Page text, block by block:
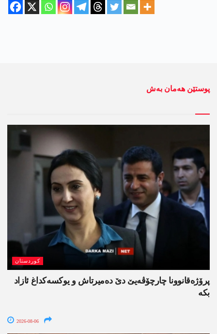
پوستێن ھەمان بەش
کوردستان
پرۆژەقانوونا چارچۆڤەیێ دێ دەمیرتاش و یوکسەکداغ ئازاد
بکە
2026-08-06